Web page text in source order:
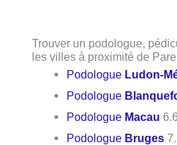
Trouver un podologue,
les villes à proximité de
Podologue Ludon-
Podologue
Podologue Macau
Podologue Bruges